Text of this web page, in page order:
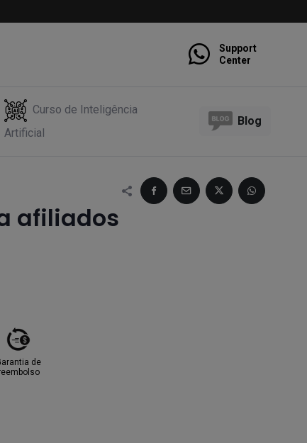
Support
Center
Curso de Inteligência
Artificial
Blog
afiliados
de